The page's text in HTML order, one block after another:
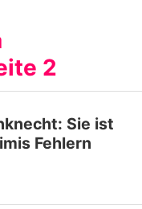
2
Sie ist
Fehlern